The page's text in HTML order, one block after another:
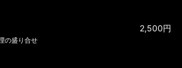
の盛り合せ
2,500円